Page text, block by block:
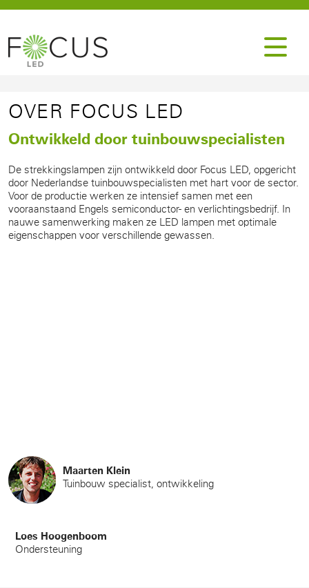
OVER FOCUS LED
Ontwikkeld door tuinbouwspecialisten
De strekkingslampen zijn ontwikkeld door Focus LED, opgericht
door Nederlandse tuinbouwspecialisten met hart voor de sector.
Voor de productie werken ze intensief samen met een
vooraanstaand Engels semiconductor- en verlichtingsbedrijf. In
nauwe samenwerking maken ze LED lampen met optimale
eigenschappen voor verschillende gewassen.
Maarten Klein
Tuinbouw specialist, ontwikkeling
Loes Hoogenboom
Ondersteuning